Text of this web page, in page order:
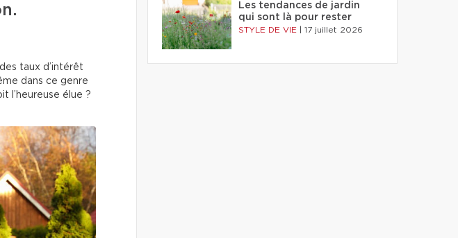
taux d’intérêt
dans ce genre
l’heureuse élue ?
Les tendances de jardin
qui sont là pour rester
STYLE DE VIE 17 juillet 2026